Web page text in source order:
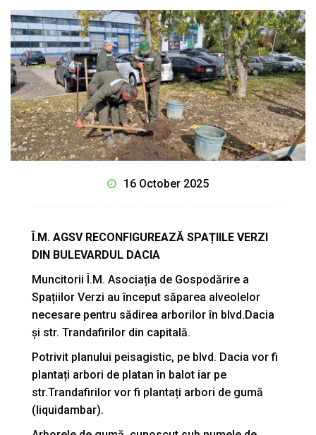
16 October 2025
Î.M. AGSV RECONFIGUREAZĂ SPAȚIILE VERZI
DIN BULEVARDUL DACIA
Muncitorii Î.M. Asociația de Gospodărire a
Spațiilor Verzi au început săparea alveolelor
necesare pentru sădirea arborilor în blvd.Dacia
și str. Trandafirilor din capitală.
Potrivit planului peisagistic, pe blvd. Dacia vor fi
plantați arbori de platan în balot iar pe
str.Trandafirilor vor fi plantați arbori de gumă
(liquidambar).